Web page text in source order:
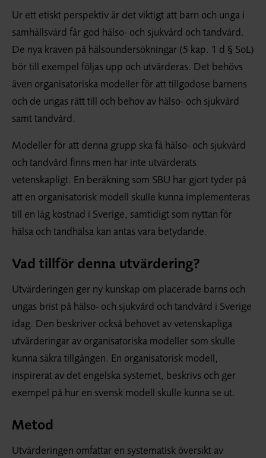
Ur ett etiskt perspektiv är det viktigt att barn och unga i
samhällsvård får god hälso- och sjukvård och tandvård.
De nya kraven på hälso­undersökningar (5 kap. 1 d § SoL)
bör till exempel följas upp och utvärderas. Det behövs
även organisatoriska modeller för att tillgodose barnens
och de ungas rätt till och behov av hälso- och sjukvård
samt tandvård.
Modeller för att denna grupp ska få hälso- och sjukvård
och tandvård finns men har inte utvärderats
vetenskapligt. En beräkning som SBU har gjort tyder på
att en organisatorisk modell skulle kunna implementeras
till en låg kostnad i Sverige, samtidigt som nyttan för
hälsa och tandhälsa kan antas vara betydande.
Vad tillför denna utvärdering?
Utvärderingen ger ny kunskap om placerade barns och
ungas brist på hälso- och sjukvård och tandvård i Sverige
idag. Den beskriver också behovet av vetenskapliga
utvärderingar av organisatoriska modeller som skulle
kunna säkra tillgången. En organisatorisk modell,
inspirerat av det engelska systemet, beskrivs och ger
exempel på hur en svensk modell skulle kunna se ut.
Metod
Utvärderingen omfattar en systematisk översikt av